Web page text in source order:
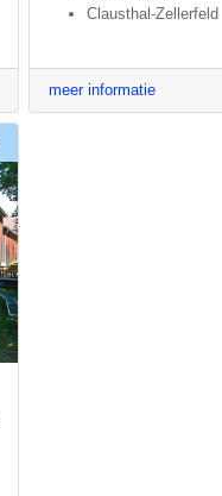
Clausthal-Zellerfeld
meer informatie